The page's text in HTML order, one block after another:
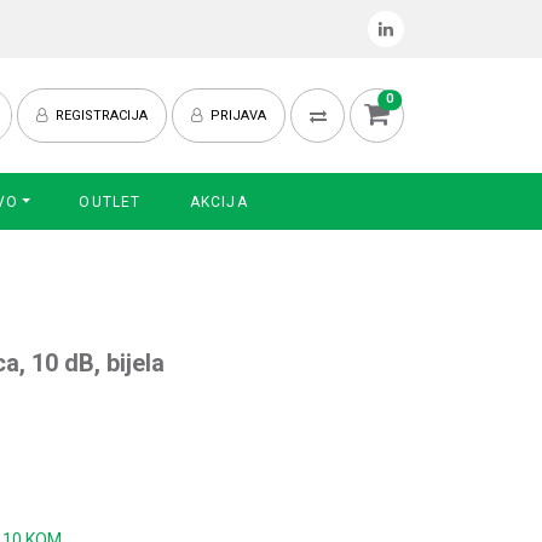
REGISTRACIJA PRIJAVA
0
OUTLET AKCIJA
10 dB, bijela